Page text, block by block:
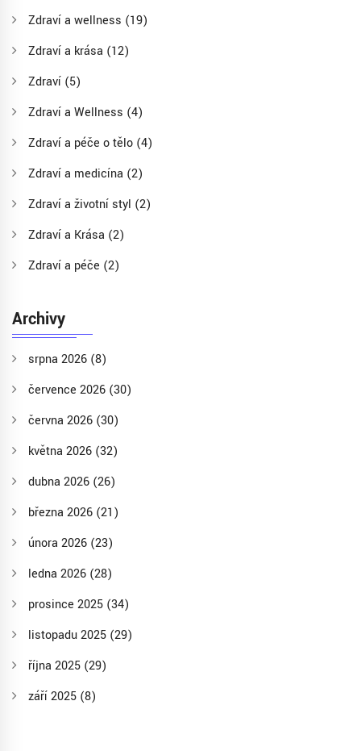
Zdraví a wellness (19)
Zdraví a krása (12)
Zdraví (5)
Zdraví a Wellness (4)
Zdraví a péče o tělo (4)
Zdraví a medicína (2)
Zdraví a životní styl (2)
Zdraví a Krása (2)
Zdraví a péče (2)
Archivy
srpna 2026 (8)
července 2026 (30)
června 2026 (30)
května 2026 (32)
dubna 2026 (26)
března 2026 (21)
února 2026 (23)
ledna 2026 (28)
prosince 2025 (34)
listopadu 2025 (29)
října 2025 (29)
září 2025 (8)